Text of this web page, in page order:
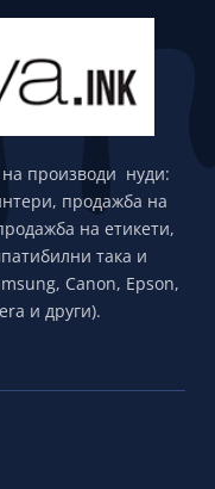
на производи нуди:
продажба на
на етикети,
така и
Canon, Epson,
и други).